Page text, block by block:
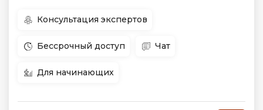
Консультация экспертов
Бессрочный доступ Чат
Для начинающих